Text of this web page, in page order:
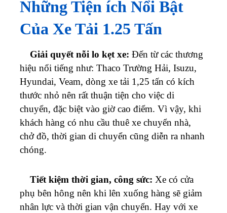
Những Tiện ích Nổi Bật
Của Xe Tải 1.25 Tấn
Giải quyết nỗi lo kẹt xe: Đến từ các thương
hiệu nổi tiếng như: Thaco Trường Hải, Isuzu,
Hyundai, Veam, dòng xe tải 1,25 tấn có kích
thước nhỏ nên rất thuận tiện cho việc di
chuyển, đặc biệt vào giờ cao điểm. Vì vậy, khi
khách hàng có nhu cầu thuê xe chuyển nhà,
chở đồ, thời gian di chuyển cũng diễn ra nhanh
chóng.
Tiết kiệm thời gian, công sức: Xe có cửa
phụ bên hông nên khi lên xuống hàng sẽ giảm
nhân lực và thời gian vận chuyển. Hay với xe